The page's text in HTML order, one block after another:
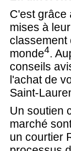
C'est grâce
mises à
classement
monde4.
conseils
l'achat de
Saint-
Un soutien
marché
un courtier